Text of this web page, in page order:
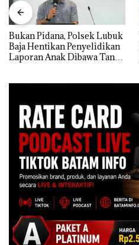
Bukan Pidana, Polsek Lubuk
Baja Hentikan Penyelidikan
Laporan Anak Dibawa Tanpa